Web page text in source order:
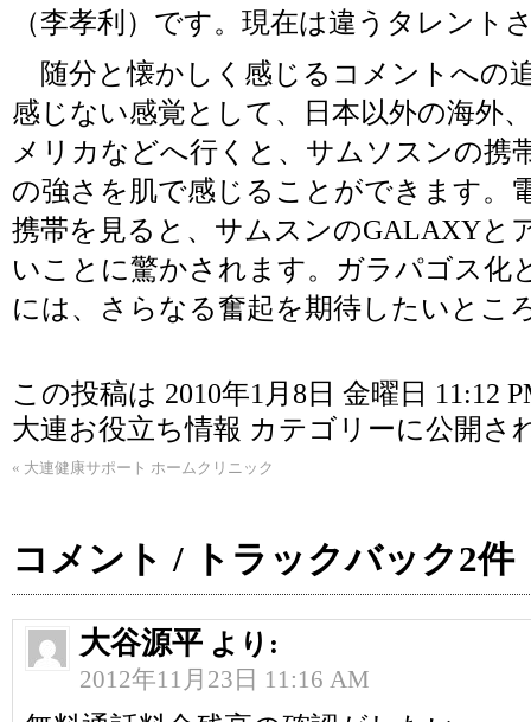
（李孝利）です。現在は違うタレント
随分と懐かしく感じるコメントへの
感じない感覚として、日本以外の海外
メリカなどへ行くと、サムソスンの携
の強さを肌で感じることができます。
携帯を見ると、サムスンのGALAXYと
いことに驚かされます。ガラパゴス化
には、さらなる奮起を期待したいとこ
この投稿は 2010年1月8日 金曜日 11:12
大連お役立ち情報 カテゴリーに公開さ
« 大連健康サポート ホームクリニック
コメント / トラックバック2件
大谷源平 より:
2012年11月23日 11:16 AM